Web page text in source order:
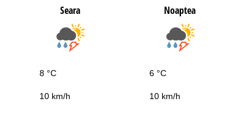
Seara Noaptea
8 °C 6 °C
10 km/h 10 km/h